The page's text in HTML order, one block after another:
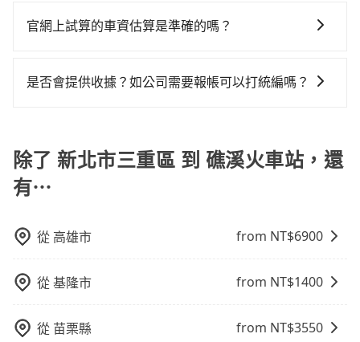
上來預約tripool！如果你是三人以下要乘車，也可參考
發現仍有上一組乘客遺留的垃圾或者撞凹的車門仍未被
還，又或者要還車時卻偏偏找不到停車位，對於急著用
域的限制，實際可停靠的地點與你的上下車地點仍有段
距離，在遇到下雨天或者載行李時，就顯得非常不便。
避免影響行車安全，請您務將寵物置入提籠或提袋內。
上、下車，不需與旅客共乘。但通常需要提前預約。 客
行車路線可能不太頻繁。 計程車：可以隨叫隨到，並且
官網上試算的車資估算是準確的嗎？
單，價格就是準確的。
是否會提供收據？如公司需要報帳可以打統編嗎？
約付款前可以輸入公司的抬頭與統編，可向國稅局報
帳，且免加收5%稅金。在收到後，可自行列印留存或報
帳，完全符合台灣的法律規範。
除了 新北市三重區 到 礁溪火車站，還
有⋯
從 高雄市 from NT$6900
從基隆市 from NT$1400
從 苗栗縣 from NT$3550